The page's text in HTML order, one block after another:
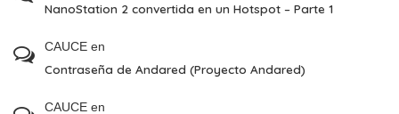
NanoStation 2 convertida en un Hotspot – Parte 1
CAUCE en
Contraseña de Andared (Proyecto Andared)
CAUCE en